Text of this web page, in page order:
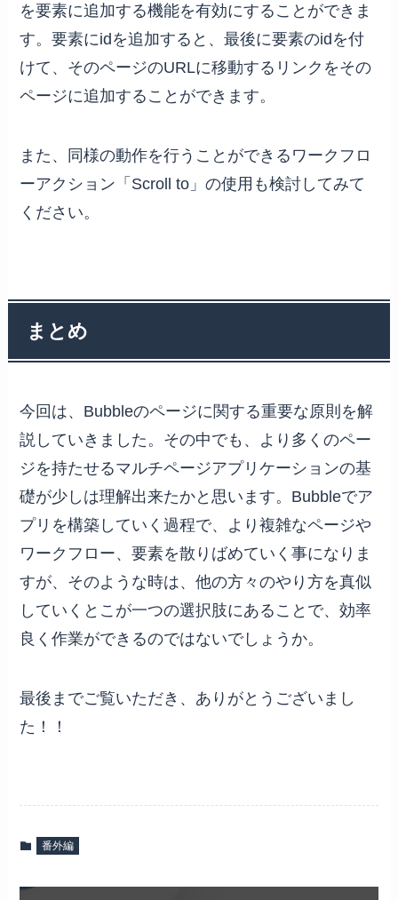
を要素に追加する機能を有効にすることができま
す。要素にidを追加すると、最後に要素のidを付
けて、そのページのURLに移動するリンクをその
ページに追加することができます。
また、同様の動作を行うことができるワークフロ
ーアクション「Scroll to」の使用も検討してみて
ください。
まとめ
今回は、Bubbleのページに関する重要な原則を解
説していきました。その中でも、より多くのペー
ジを持たせるマルチページアプリケーションの基
礎が少しは理解出来たかと思います。Bubbleでア
プリを構築していく過程で、より複雑なページや
ワークフロー、要素を散りばめていく事になりま
すが、そのような時は、他の方々のやり方を真似
していくとこが一つの選択肢にあることで、効率
良く作業ができるのではないでしょうか。
最後までご覧いただき、ありがとうございまし
た！！
番外編